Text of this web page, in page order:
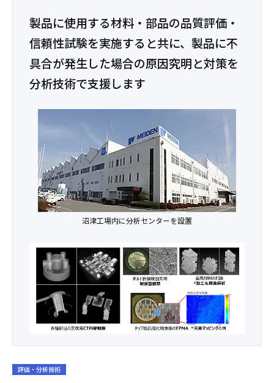
製品に使用する材料・部品の品質評価・
信頼性試験を実施すると共に、製品に不
具合が発生した場合の原因究明と対策を
分析技術で支援します
沼津工場内に分析センターを設置
評価・分析技術